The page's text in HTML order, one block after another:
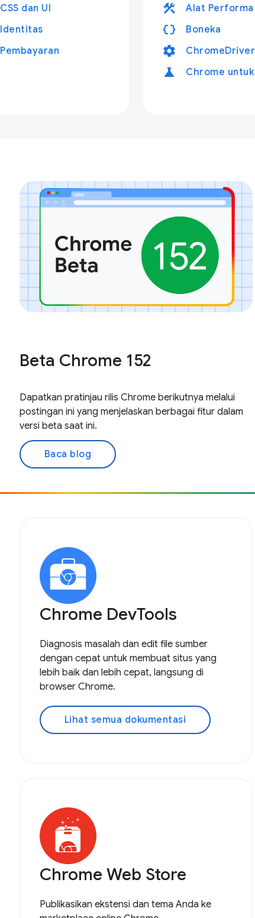
CSS dan UI
Identitas
Pembayaran
construction Alat Performa
data_object Boneka
settings ChromeDriver
science
Beta Chrome 152
Dapatkan pratinjau rilis Chrome berikutnya melalui
postingan ini yang menjelaskan berbagai fitur dalam
versi beta saat ini.
Baca blog
Chrome DevTools
Diagnosis masalah dan edit file sumber
dengan cepat untuk membuat situs yang
lebih baik dan lebih cepat, langsung di
browser Chrome.
Lihat semua dokumentasi
Chrome Web Store
Publikasikan ekstensi dan tema Anda ke